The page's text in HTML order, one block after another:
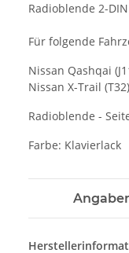
Radioblende 2-
Für folgende
Nissan Qashqai
Nissan X-Trail
Radioblende -
Farbe: Klavierlack